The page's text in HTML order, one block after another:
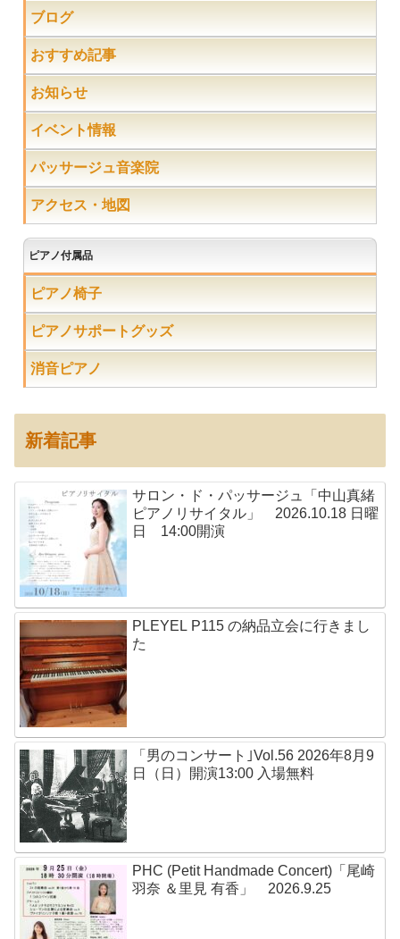
ブログ
おすすめ記事
お知らせ
イベント情報
パッサージュ音楽院
アクセス・地図
ピアノ付属品
ピアノ椅子
ピアノサポートグッズ
消音ピアノ
新着記事
サロン・ド・パッサージュ「中山真緒
ピアノリサイタル」 2026.10.18 日曜
日 14:00開演
PLEYEL P115 の納品立会に行きまし
た
「男のコンサート｣Vol.56 2026年8月9
日（日）開演13:00 入場無料
PHC (Petit Handmade Concert)「尾崎
羽奈 ＆里見 有香」 2026.9.25